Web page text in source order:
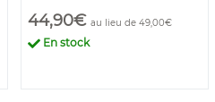
44,90€ au lieu de 49,00€
En stock